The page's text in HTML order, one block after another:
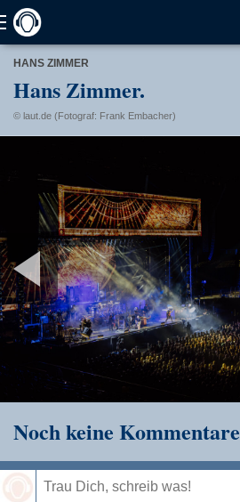
HANS ZIMMER
Hans Zimmer.
© laut.de (Fotograf: Frank Embacher)
Noch keine Kommentare